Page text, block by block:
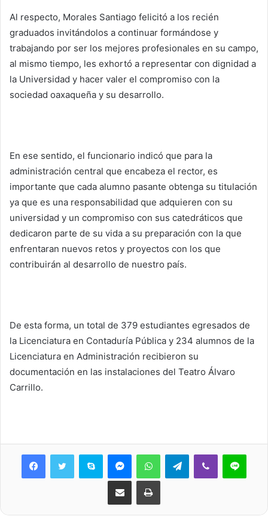
Al respecto, Morales Santiago felicitó a los recién
graduados invitándolos a continuar formándose y
trabajando por ser los mejores profesionales en su campo,
al mismo tiempo, les exhortó a representar con dignidad a
la Universidad y hacer valer el compromiso con la
sociedad oaxaqueña y su desarrollo.
En ese sentido, el funcionario indicó que para la
administración central que encabeza el rector, es
importante que cada alumno pasante obtenga su titulación
ya que es una responsabilidad que adquieren con su
universidad y un compromiso con sus catedráticos que
dedicaron parte de su vida a su preparación con la que
enfrentaran nuevos retos y proyectos con los que
contribuirán al desarrollo de nuestro país.
De esta forma, un total de 379 estudiantes egresados de
la Licenciatura en Contaduría Pública y 234 alumnos de la
Licenciatura en Administración recibieron su
documentación en las instalaciones del Teatro Álvaro
Carrillo.
Skype MessengerWhatsAppTelegramViber Line
Share via Email Print